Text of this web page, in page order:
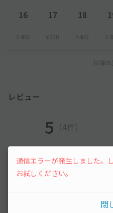
16
¥400
17
¥400
18
¥400
以降
レビュー
5 （4件）
停めやすさ
4.8
通信エラーが発生しました。
お試しください。
閉